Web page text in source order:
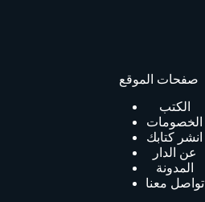
صفحات الموقع
الكتب
الخصومات
انشر كتابك
عن الدار
المدونة
تواصل معنا